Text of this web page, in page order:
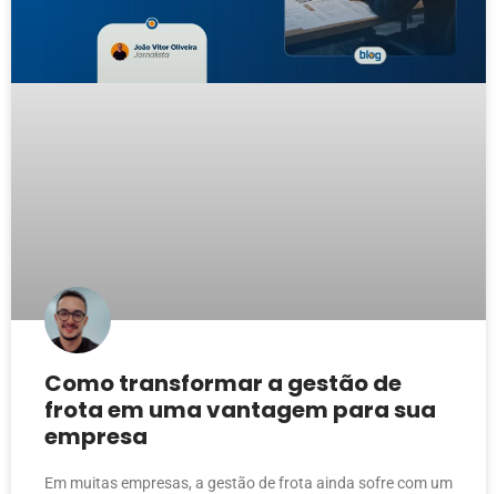
Como transformar a gestão de
frota em uma vantagem para sua
empresa
Em muitas empresas, a gestão de frota ainda sofre com um